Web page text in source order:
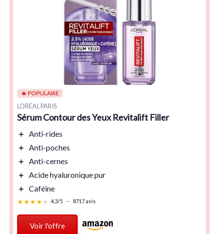
🔥 POPULAIRE
LOREAL PARIS
Sérum Contour des Yeux Revitalift Filler
＋ Anti-rides
＋ Anti-poches
＋ Anti-cernes
＋ Acide hyaluronique pur
＋ Caféine
★★★★★
★★★★★ 4,3/5 — 8717 avis
Voir l'offre